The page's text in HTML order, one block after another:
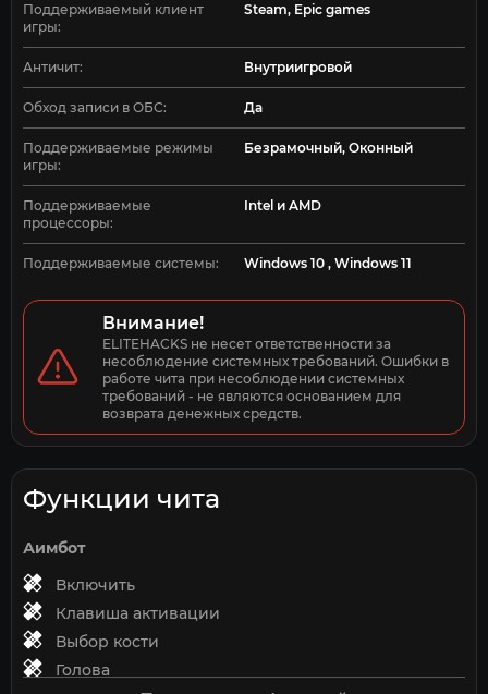
Дополнительно доступны различные варианты
отображения боксов, включая обычные, угловые и
заполненные версии. Также поддерживаются
скелеты, полоски здоровья и линии до игроков.
Раздел дополнительных функций включает спидхак,
бесконечное скольжение, статический прицел,
боевой режим и индикаторы противников за
пределами экрана. Эти возможности позволяют
быстрее перемещаться по карте и лучше
контролировать ситуацию во время динамичных
перестрелок.
Интерфейс максимально гибко настраивается и
позволяет отображать только нужную информацию,
убирая лишние элементы с экрана.
Arcane регулярно обновляется и обеспечивает
стабильную работу на актуальных версиях Off The
Grid. Купить Arcane можно на сайте Elitehacks.ru
Поддерживаемый клиент
игры:
Steam, Epic games
Античит: Внутриигровой
Обход записи в ОБС: Да
Поддерживаемые режимы
игры:
Безрамочный, Оконный
Поддерживаемые
процессоры:
Intel и AMD
Поддерживаемые системы: Windows 10 , Windows 11
Внимание!
ELITEHACKS не несет ответственности за
несоблюдение системных требований. Ошибки в
работе чита при несоблюдении системных
требований - не являются основанием для
возврата денежных средств.
Функции чита
Аимбот
Включить
Клавиша активации
Выбор кости
Голова